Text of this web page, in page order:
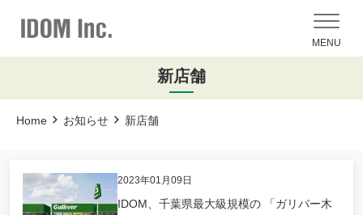
MENU
新店舗
Home お知らせ 新店舗
2023年01月09日
IDOM、千葉県最大級規模の 「ガリバー木